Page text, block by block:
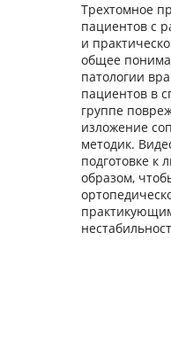
Трехтомное
пациентов с
и
общее
патологии
пациентов в
группе
изложение
методик.
подготовке к
образом,